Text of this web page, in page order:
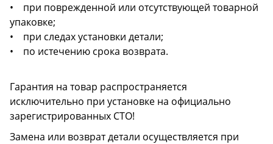
• при поврежденной или отсутствующей товарной
упаковке;
• при следах установки детали;
• по истечению срока возврата.
Гарантия на товар распространяется
исключительно при установке на официально
зарегистрированных СТО!
Замена или возврат детали осуществляется при